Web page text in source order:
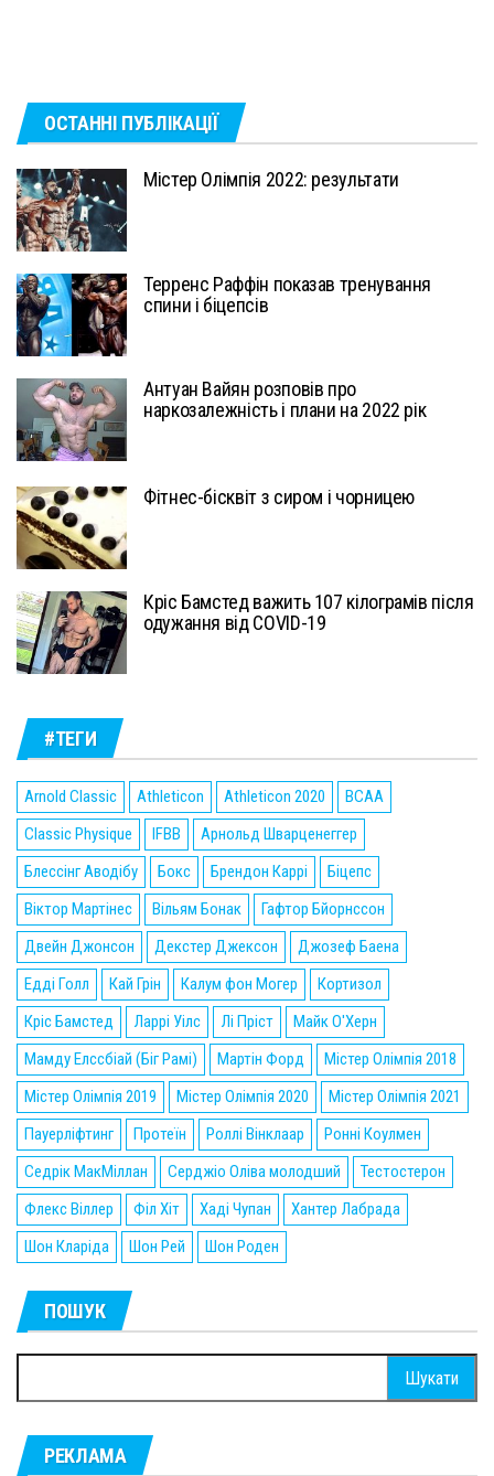
ОСТАННІ ПУБЛІКАЦІЇ
Містер Олімпія 2022: результати
Терренс Раффін показав тренування
спини і біцепсів
Антуан Вайян розповів про
наркозалежність і плани на 2022 рік
Фітнес-бісквіт з сиром і чорницею
Кріс Бамстед важить 107 кілограмів після
одужання від COVID-19
#ТЕГИ
Arnold Classic Athleticon Athleticon 2020
BCAA
Classic Physique
IFBB
Арнольд Шварценеггер
Блессінг Аводібу
Бокс Брендон Каррі
Біцепс
Віктор Мартінес
Вільям Бонак
Гафтор Бйорнссон
Двейн Джонсон
Декстер Джексон
Джозеф Баена
Едді Голл
Кай Грін Калум фон Могер
Кортизол
Кріс Бамстед
Ларрі Уілс Лі Пріст
Майк О'Херн
Мамду Елссбіай (Біг Рамі)
Мартін Форд
Містер Олімпія 2018
Містер Олімпія 2019
Містер Олімпія 2020
Містер Олімпія 2021
Пауерліфтинг
Протеїн Роллі Вінклаар
Ронні Коулмен
Седрік МакМіллан
Серджіо Оліва молодший
Тестостерон
Флекс Віллер
Філ Хіт Хаді Чупан
Хантер Лабрада
Шон Кларіда
Шон Рей Шон Роден
ПОШУК
РЕКЛАМА